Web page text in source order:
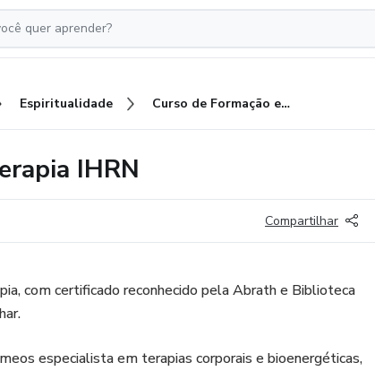
Espiritualidade Curso de Formação em Cromoterapia IHRN
IHRN
Compartilhar
com certificado reconhecido pela Abrath e Biblioteca
especialista em terapias corporais e bioenergéticas,